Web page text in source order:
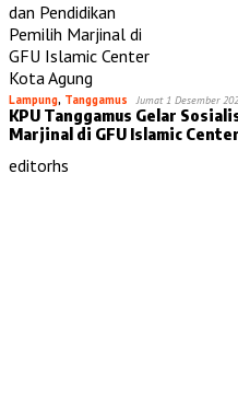
Lampung, Tanggamus Jumat 1 Desember
KPU Tanggamus Gelar
Marjinal di GFU Islamic
editorhs